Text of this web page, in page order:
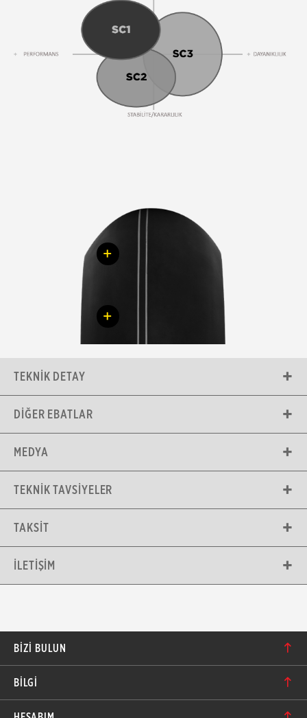
+
+
TEKNIK DETAY
DIĞER EBATLAR
MEDYA
TEKNIK TAVSIYELER
TAKSIT
İLETIŞIM
BIZI BULUN
bilgi@motolastik.com
BİLGİ